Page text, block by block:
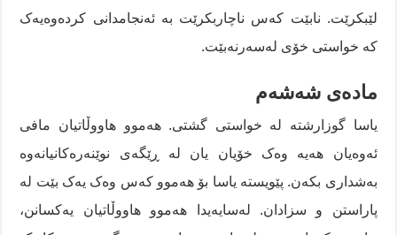
لێبکرێت. نابێت کەس ناچاربکرێت بە ئەنجامدانی کردەوەیەک
کە خواستی خۆی لەسەرنەبێت.
مادەی شەشەم
یاسا گوزارشتە لە خواستی گشتی. هەموو هاووڵاتیان مافی
ئەوەیان هەیە وەک خۆیان یان لە ڕێگەی نوێنەرەکانیانەوە
بەشداری بکەن. پێویستە یاسا بۆ هەموو کەس وەک یەک بێت لە
پاراستن و سزادان. لەسایەیدا هەموو هاووڵاتیان یەکسانن،